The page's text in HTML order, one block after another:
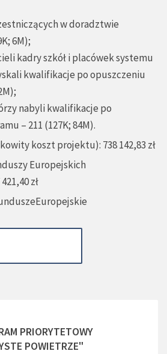
w doradztwie
6M);
kadry szkół i placówek systemu
kwalifikacje po opuszczeniu
nabyli kwalifikacje po
– 211 (127K; 84M).
koszt projektu): 738 142,83 zł
Europejskich
zł
PRIORYTETOWY
POWIETRZE"